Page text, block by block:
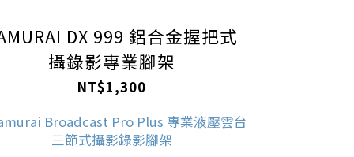
DX 999 鋁合金握把式
攝錄影專業腳架
NT$1,300